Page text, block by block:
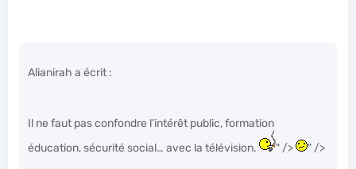
Alianirah a écrit :
Il ne faut pas confondre l’intérêt public, formation
éducation, sécurité social… avec la télévision.
" /> " />